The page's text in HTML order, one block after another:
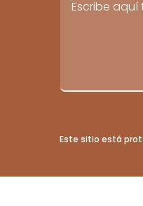
Este sitio está